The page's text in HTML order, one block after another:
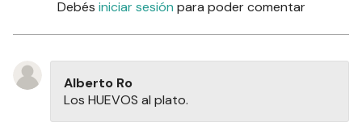
Debés iniciar sesión para poder comentar
Alberto Ro
Los HUEVOS al plato.